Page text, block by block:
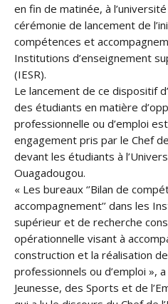
en fin de matinée, à
cérémonie de lancement de
compétences et
Institutions d’enseignement
(IESR).
Le lancement de ce dispositif
des étudiants en matière
professionnelle ou d’emploi
engagement pris par le Chef
devant les étudiants à
Ouagadougou.
« Les bureaux ‘’Bilan de
accompagnement’’ dans les
supérieur et de recherche
opérationnelle visant à
construction et la réalisation
professionnels ou d’emploi »,
Jeunesse, des Sports et de